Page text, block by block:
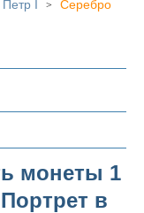
Петр I > Серебро
монеты 1
в